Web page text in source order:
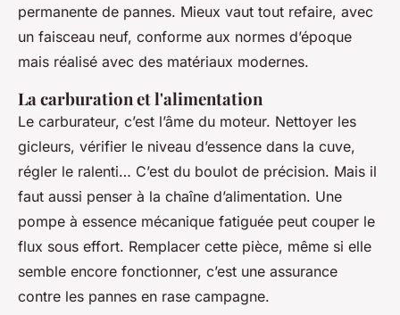
permanente de pannes. Mieux vaut tout refaire, avec
un faisceau neuf, conforme aux normes d’époque
mais réalisé avec des matériaux modernes.
La carburation et l'alimentation
Le carburateur, c’est l’âme du moteur. Nettoyer les
gicleurs, vérifier le niveau d’essence dans la cuve,
régler le ralenti… C’est du boulot de précision. Mais il
faut aussi penser à la chaîne d’alimentation. Une
pompe à essence mécanique fatiguée peut couper le
flux sous effort. Remplacer cette pièce, même si elle
semble encore fonctionner, c’est une assurance
contre les pannes en rase campagne.